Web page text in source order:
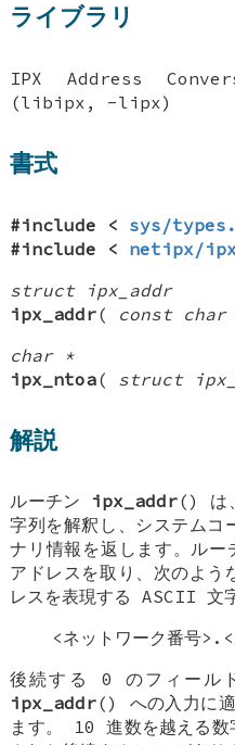
ライブラリ
IPX Address
(libipx, -lipx)
書式
#include < sys/
#include < netipx/
struct ipx_addr
ipx_addr( const char
char *
ipx_ntoa( struct
解説
ルーチン ipx_addr() は
字列を解釈し、システムコ
ナリ情報を返します。ルー
アドレスを取り、次のよう
レスを表現する ASCII 文
<ネットワーク番号
後続する 0 のフィール
ipx_addr() への入力に
ます。 10 進数を越える数